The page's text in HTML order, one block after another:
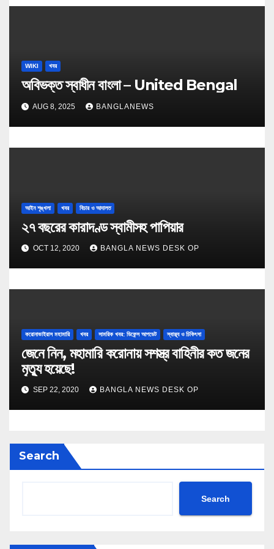
WIKI খবর
অবিভক্ত স্বাধীন বাংলা – United Bengal
AUG 8, 2025 BANGLANEWS
আইন শৃঙ্খলা খবর বিচার ও আদালত
২৭ বছরের কারাদণ্ড স্বামীসহ পাপিয়ার
OCT 12, 2020 BANGLA NEWS DESK OP
করোনাভাইরাস মহামারি খবর সামরিক খবর: ডিফেন্স আপডেট স্বাস্থ্য ও চিকিৎসা
জেনে নিন, মহামারি করোনায় সশস্ত্র বাহিনীর কত জনের
মৃত্যু হয়েছে!
SEP 22, 2020 BANGLA NEWS DESK OP
Search
Search